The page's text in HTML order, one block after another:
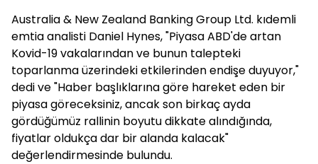
Australia & New Zealand Banking Group Ltd. kıdemli
emtia analisti Daniel Hynes, "Piyasa ABD'de artan
Kovid-19 vakalarından ve bunun talepteki
toparlanma üzerindeki etkilerinden endişe duyuyor,"
dedi ve "Haber başlıklarına göre hareket eden bir
piyasa göreceksiniz, ancak son birkaç ayda
gördüğümüz rallinin boyutu dikkate alındığında,
fiyatlar oldukça dar bir alanda kalacak"
değerlendirmesinde bulundu.